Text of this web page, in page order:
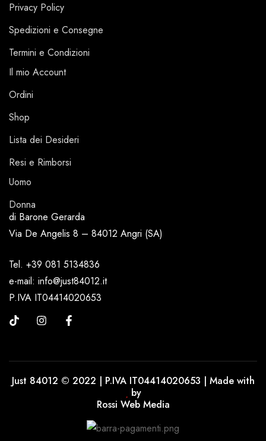
Privacy Policy
Spedizioni e Consegne
Termini e Condizioni
Il mio Account
Ordini
Shop
Lista dei Desideri
Resi e Rimborsi
Uomo
Donna
di Barone Gerarda
Via De Angelis 8 – 84012 Angri (SA)
Tel. +39 081 5134836
e-mail: info@just84012.it
P.IVA IT04414020653
Just 84012 © 2022 | P.IVA IT04414020653 | Made with
by
Rossi Web Media